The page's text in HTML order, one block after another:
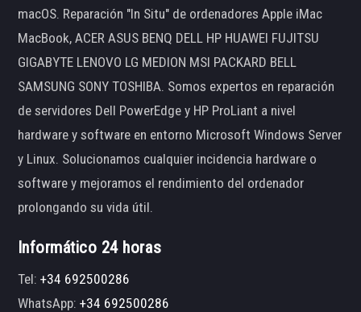
macOS. Reparación "In Situ" de ordenadores Apple iMac
MacBook, ACER ASUS BENQ DELL HP HUAWEI FUJITSU
GIGABYTE LENOVO LG MEDION MSI PACKARD BELL
SAMSUNG SONY TOSHIBA. Somos expertos en reparación
de servidores Dell PowerEdge y HP ProLiant a nivel
hardware y software en entorno Microsoft Windows Server
y Linux. Solucionamos cualquier incidencia hardware o
software y mejoramos el rendimiento del ordenador
prolongando su vida útil.
Informático 24 horas
Tel:+34 692500286
WhatsApp:+34 692500286